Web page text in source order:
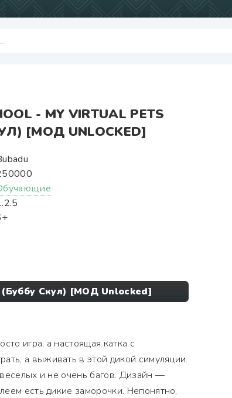
- MY VIRTUAL PETS
[МОД UNLOCKED]
Скул) [МОД Unlocked]
игра, а настоящая катка с
а выживать в этой дикой симуляции.
и не очень багов. Дизайн —
есть дикие заморочки. Непонятно,